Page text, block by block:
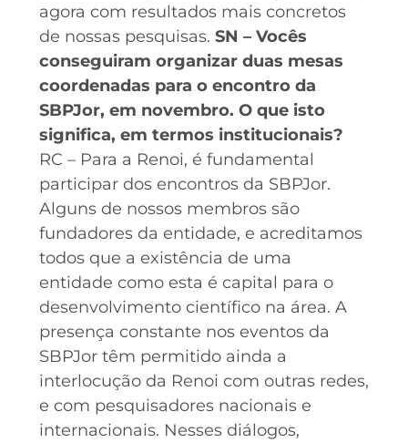
agora com resultados mais concretos
de nossas pesquisas. SN – Vocês
conseguiram organizar duas mesas
coordenadas para o encontro da
SBPJor, em novembro. O que isto
significa, em termos institucionais?
RC – Para a Renoi, é fundamental
participar dos encontros da SBPJor.
Alguns de nossos membros são
fundadores da entidade, e acreditamos
todos que a existência de uma
entidade como esta é capital para o
desenvolvimento científico na área. A
presença constante nos eventos da
SBPJor têm permitido ainda a
interlocução da Renoi com outras redes,
e com pesquisadores nacionais e
internacionais. Nesses diálogos,